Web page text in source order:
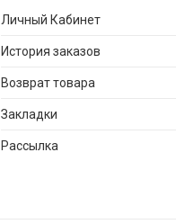
Личный Кабинет
История заказов
Возврат товара
Закладки
Рассылка